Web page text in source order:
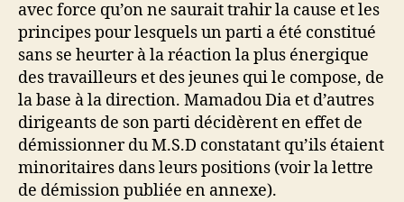
avec force qu’on ne saurait trahir la cause et les
principes pour lesquels un parti a été constitué
sans se heurter à la réaction la plus énergique
des travailleurs et des jeunes qui le compose, de
la base à la direction. Mamadou Dia et d’autres
dirigeants de son parti décidèrent en effet de
démissionner du M.S.D constatant qu’ils étaient
minoritaires dans leurs positions (voir la lettre
de démission publiée en annexe).